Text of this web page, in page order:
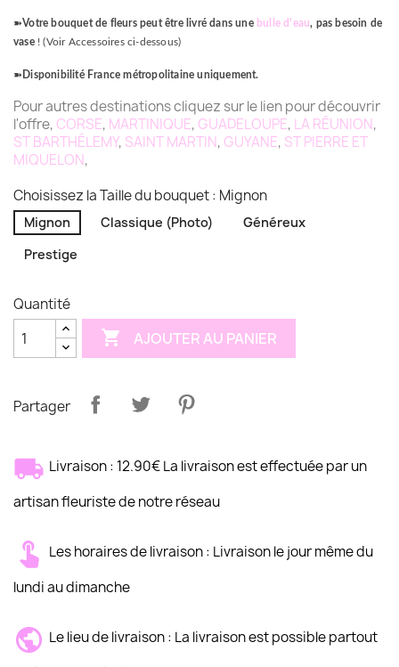
➽Votre bouquet de fleurs peut être livré dans une bulle d'eau, pas besoin de
vase! (Voir Accessoires ci-dessous)
➽ Disponibilité France métropolitaine uniquement.
Pour autres destinations cliquez sur le lien pour découvrir
l'offre, CORSE, MARTINIQUE, GUADELOUPE, LA RÉUNION,
ST BARTHÉLEMY, SAINT MARTIN, GUYANE, ST PIERRE ET
MIQUELON,
Choisissez la Taille du bouquet : Mignon
Mignon Classique (Photo)
Généreux
Prestige
Quantité
 AJOUTER AU PANIER
Partager
Livraison : 12.90€ La livraison est effectuée par un
artisan fleuriste de notre réseau
Les horaires de livraison : Livraison le jour même du
lundi au dimanche
Le lieu de livraison : La livraison est possible partout